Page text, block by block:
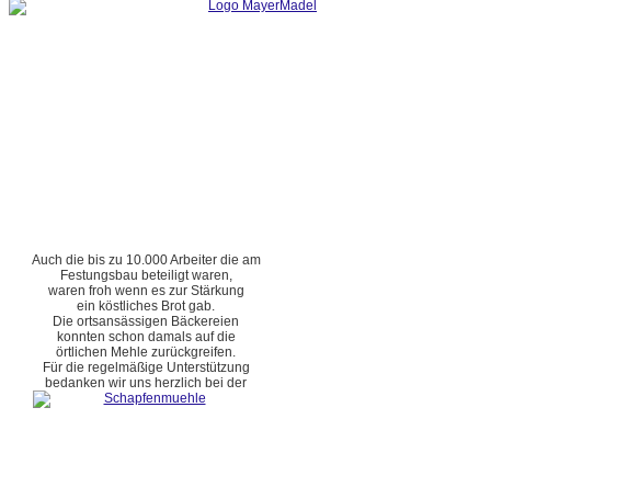
Auch die bis zu 10.000 Arbeiter die am
Festungsbau beteiligt waren,
waren froh wenn es zur Stärkung
ein köstliches Brot gab.
Die ortsansässigen Bäckereien
konnten schon damals auf die
örtlichen Mehle zurückgreifen.
Für die regelmäßige Unterstützung
bedanken wir uns herzlich bei der